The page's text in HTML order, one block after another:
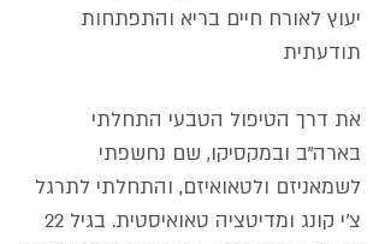
יעוץ לאורח חיים בריא והתפתחות
תודעתית
את דרך הטיפול הטבעי התחלתי
בארה"ב ובמקסיקו, שם נחשפתי
לשמאניזם ולטאואיזם, והתחלתי לתרגל
צ'י קונג ומדיטציה טאואיסטית. בגיל 22